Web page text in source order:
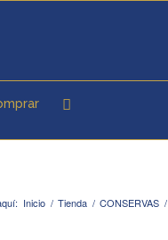
Inicio / Tienda / CONSERVAS /